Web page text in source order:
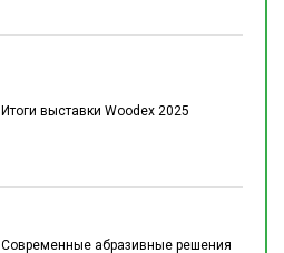
Итоги выставки Woodex 2025
Современные абразивные решения